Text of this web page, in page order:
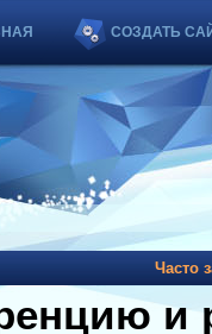
СОЗДАТЬ
Часто
и